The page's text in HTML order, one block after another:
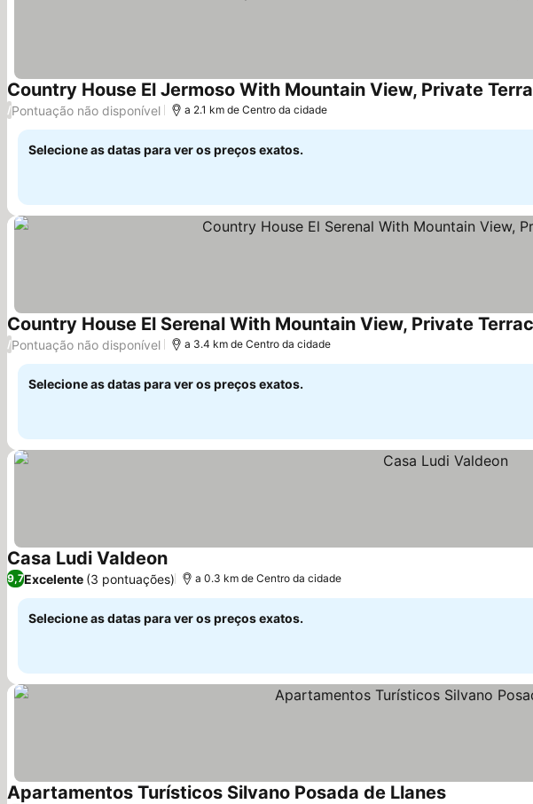
Country House El Jermoso With Mountain View, Private
/Pontuação não disponível a 2.1 km de Centro da cidade
Selecione as datas para ver os preços exatos.
Country House El Serenal With Mountain View, Private
/Pontuação não disponível a 3.4 km de Centro da cidade
Selecione as datas para ver os preços exatos.
Casa Ludi Valdeon
9,7Excelente (3 pontuações) a 0.3 km de Centro da cidade
Selecione as datas para ver os preços exatos.
Apartamentos Turísticos Silvano Posada de Llanes